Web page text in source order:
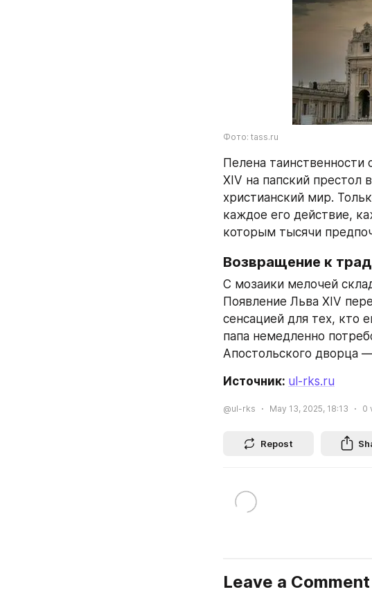
Фото: tass.ru
Пелена таинственности
XIV на папский престол
христианский мир.
каждое его действие,
которым тысячи
Возвращение к
С мозаики мелочей
Появление Льва XIV
сенсацией для тех, кто
папа немедленно
Апостольского дворца
Источник: ul-rks.ru
@ul-rks May 13, 2025, 18:13 0
Repost
Leave a Comment